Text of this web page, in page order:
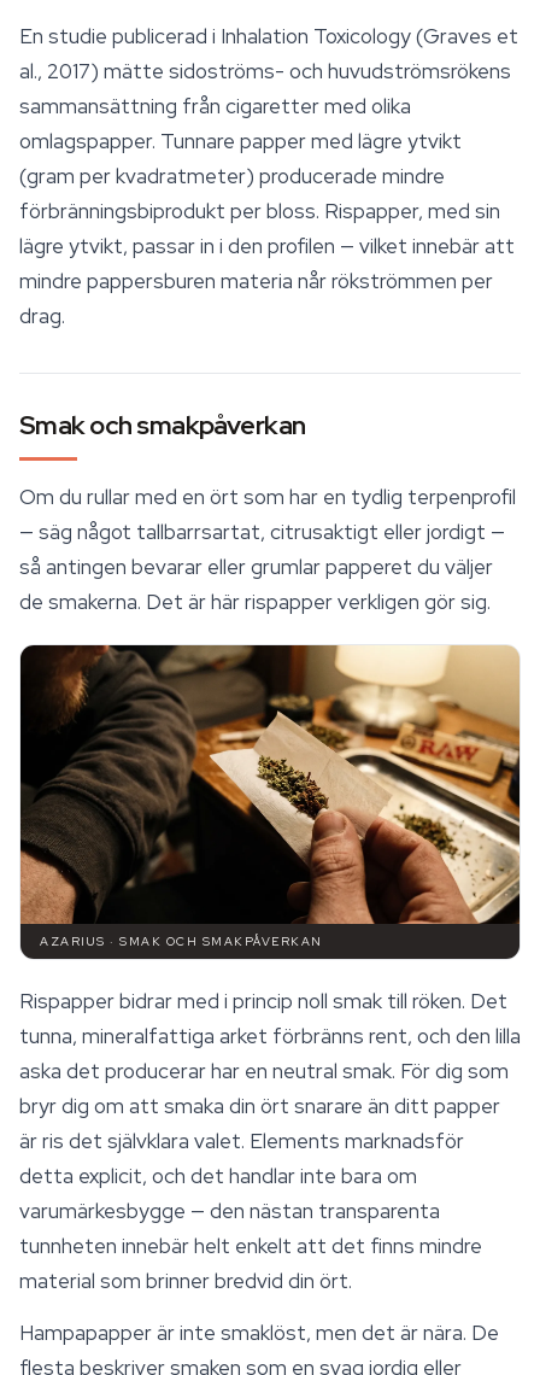
En studie publicerad i Inhalation Toxicology (Graves et
al., 2017) mätte sidoströms- och huvudströmsrökens
sammansättning från cigaretter med olika
omlagspapper. Tunnare papper med lägre ytvikt
(gram per kvadratmeter) producerade mindre
förbränningsbiprodukt per bloss. Rispapper, med sin
lägre ytvikt, passar in i den profilen — vilket innebär att
mindre pappersburen materia når rökströmmen per
drag.
Smak och smakpåverkan
Om du rullar med en ört som har en tydlig terpenprofil
— säg något tallbarrsartat, citrusaktigt eller jordigt —
så antingen bevarar eller grumlar papperet du väljer
de smakerna. Det är här rispapper verkligen gör sig.
AZARIUS · SMAK OCH SMAKPÅVERKAN
Rispapper bidrar med i princip noll smak till röken. Det
tunna, mineralfattiga arket förbränns rent, och den lilla
aska det producerar har en neutral smak. För dig som
bryr dig om att smaka din ört snarare än ditt papper
är ris det självklara valet. Elements marknadsför
detta explicit, och det handlar inte bara om
varumärkesbygge — den nästan transparenta
tunnheten innebär helt enkelt att det finns mindre
material som brinner bredvid din ört.
Hampapapper är inte smaklöst, men det är nära. De
flesta beskriver smaken som en svag jordig eller